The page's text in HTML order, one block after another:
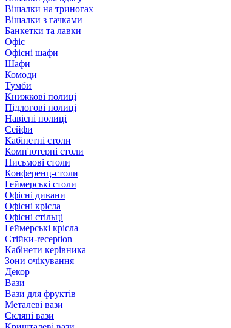
Вішалки на триногах
Вішалки з гачками
Банкетки та лавки
Офіс
Офісні шафи
Шафи
Комоди
Тумби
Книжкові полиці
Підлогові полиці
Навісні полиці
Сейфи
Кабінетні столи
Комп'ютерні столи
Письмові столи
Конференц-столи
Геймерські столи
Офісні дивани
Офісні крісла
Офісні стільці
Геймерські крісла
Стійки-reception
Кабінети керівника
Зони очікування
Декор
Вази
Вази для фруктів
Металеві вази
Скляні вази